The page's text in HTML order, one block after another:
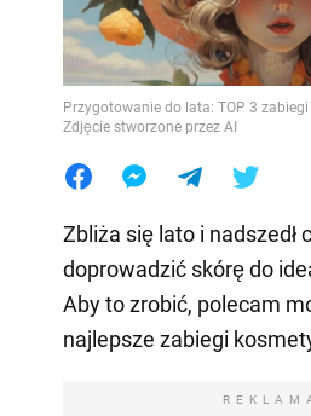
Przygotowanie do lata: TOP 3
Zdjęcie stworzone przez AI
Zbliża się lato i nadszedł
doprowadzić skórę do
Aby to zrobić, polecam
najlepsze zabiegi